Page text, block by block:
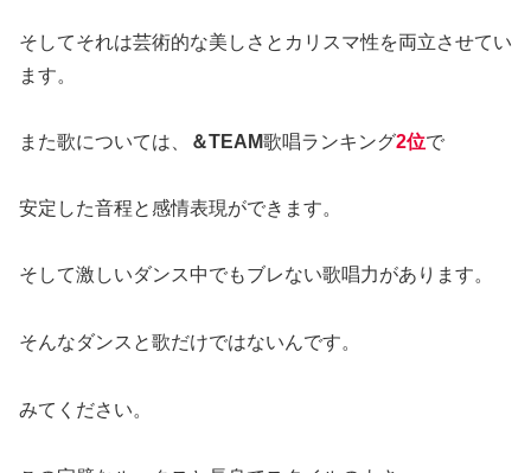
そしてそれは芸術的な美しさとカリスマ性を両立させてい
ます。
また歌については、 ＆TEAM歌唱ランキング2位で
安定した音程と感情表現ができます。
そして激しいダンス中でもブレない歌唱力があります。
そんなダンスと歌だけではないんです。
みてください。